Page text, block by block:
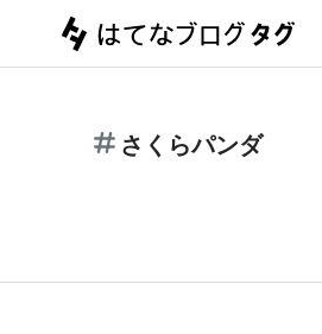
さくらパンダ